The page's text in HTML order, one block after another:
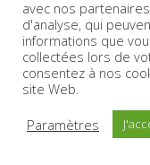
avec nos
d'analyse, qui
informations que
collectées lors de
consentez à nos
site Web.
Paramètres